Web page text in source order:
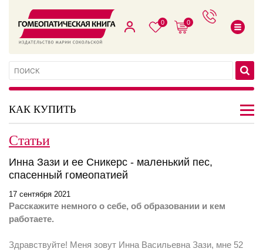
0 0
КАК КУПИТЬ
Статьи
Инна Зази и ее Сникерс - маленький пес,
спасенный гомеопатией
17 сентября 2021
Расскажите немного о себе, об образовании и кем
работаете.
Здравствуйте! Меня зовут Инна Васильевна Зази, мне 52